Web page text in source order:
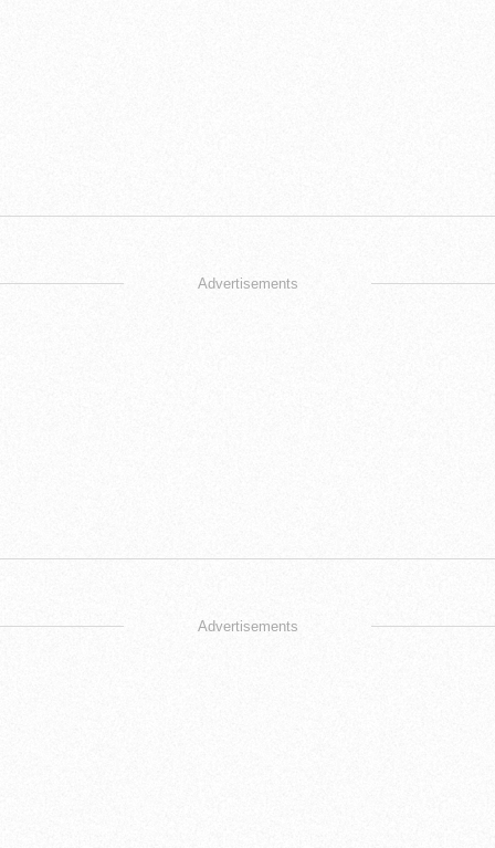
Advertisements
Advertisements